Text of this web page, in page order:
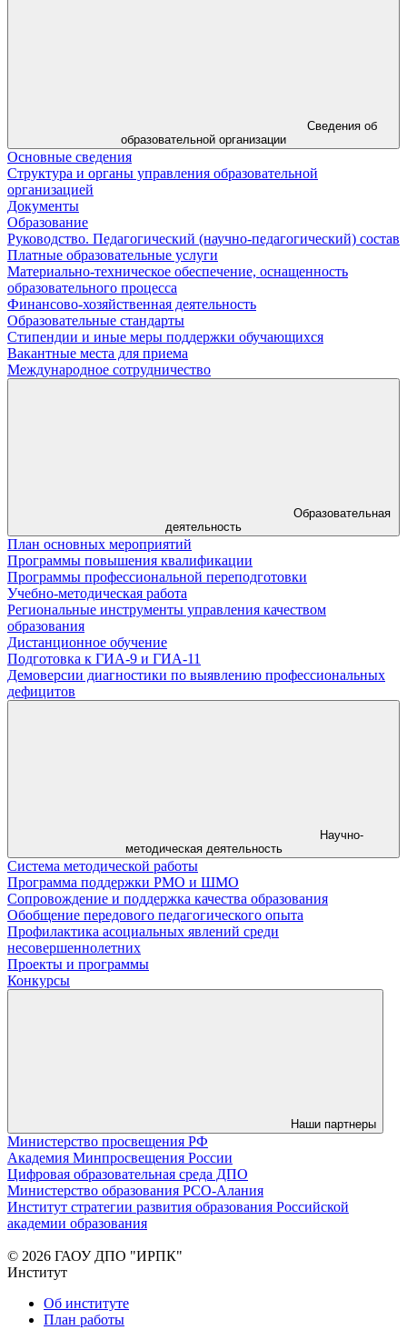
Сведения об
образовательной организации
Основные сведения
Структура и органы управления образовательной
организацией
Документы
Образование
Руководство. Педагогический (научно-педагогический) состав
Платные образовательные услуги
Материально-техническое обеспечение, оснащенность
образовательного процесса
Финансово-хозяйственная деятельность
Образовательные стандарты
Стипендии и иные меры поддержки обучающихся
Вакантные места для приема
Международное сотрудничество
Образовательная
деятельность
План основных мероприятий
Программы повышения квалификации
Программы профессиональной переподготовки
Учебно-методическая работа
Региональные инструменты управления качеством
образования
Дистанционное обучение
Подготовка к ГИА-9 и ГИА-11
Демоверсии диагностики по выявлению профессиональных
дефицитов
Научно-
методическая деятельность
Система методической работы
Программа поддержки РМО и ШМО
Сопровождение и поддержка качества образования
Обобщение передового педагогического опыта
Профилактика асоциальных явлений среди
несовершеннолетних
Проекты и программы
Конкурсы
Наши партнеры
Министерство просвещения РФ
Академия Минпросвещения России
Цифровая образовательная среда ДПО
Министерство образования РСО-Алания
Институт стратегии развития образования Российской
академии образования
© 2026 ГАОУ ДПО "ИРПК"
Институт
Об институте
План работы